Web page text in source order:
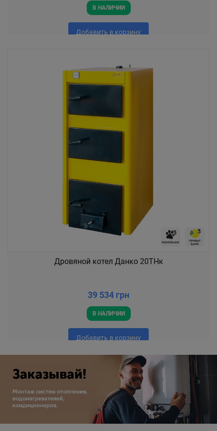
В НАЛИЧИИ
Добавить в корзину
Дровяной котел Данко 20ТНк
39 534 грн
В НАЛИЧИИ
Добавить в корзину